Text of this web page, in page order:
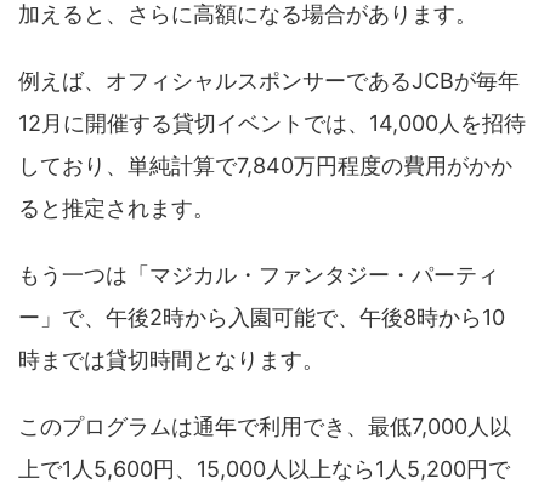
加えると、さらに高額になる場合があります。
例えば、オフィシャルスポンサーであるJCBが毎年
12月に開催する貸切イベントでは、14,000人を招待
しており、単純計算で7,840万円程度の費用がかか
ると推定されます。
もう一つは「マジカル・ファンタジー・パーティ
ー」で、午後2時から入園可能で、午後8時から10
時までは貸切時間となります。
このプログラムは通年で利用でき、最低7,000人以
上で1人5,600円、15,000人以上なら1人5,200円で